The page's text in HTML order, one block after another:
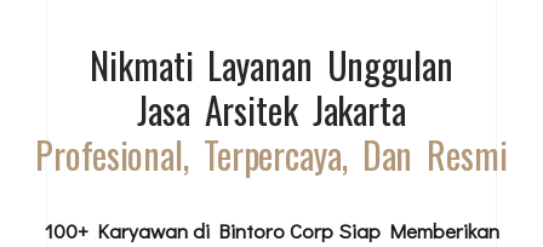
Nikmati Layanan Unggulan
Jasa Arsitek Jakarta
Profesional, Terpercaya, Dan Resmi
100+ Karyawan di Bintoro Corp Siap Memberikan